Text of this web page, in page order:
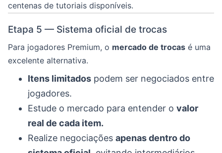
centenas de tutoriais disponíveis.
Etapa 5 — Sistema oficial de trocas
Para jogadores Premium, o mercado de trocas é uma
excelente alternativa.
Itens limitados podem ser negociados entre
jogadores.
Estude o mercado para entender o valor
real de cada item.
Realize negociações apenas dentro do